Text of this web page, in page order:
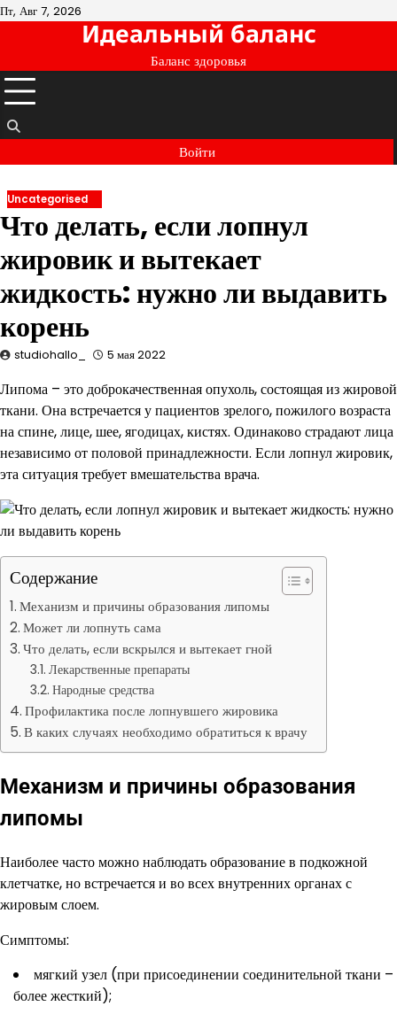
Перейти
Пт, Авг 7, 2026
Идеальный баланс
Баланс здоровья
Войти
Uncategorised
Что делать, если лопнул
жировик и вытекает
жидкость: нужно ли выдавить
корень
studiohallo_ 5 мая 2022
Липома – это доброкачественная опухоль, состоящая из жировой
ткани. Она встречается у пациентов зрелого, пожилого возраста
на спине, лице, шее, ягодицах, кистях. Одинаково страдают лица
независимо от половой принадлежности. Если лопнул жировик,
эта ситуация требует вмешательства врача.
Содержание
Механизм и причины образования липомы
Может ли лопнуть сама
Что делать, если вскрылся и вытекает гной
Лекарственные препараты
Народные средства
Профилактика после лопнувшего жировика
В каких случаях необходимо обратиться к врачу
Механизм и причины образования
липомы
Наиболее часто можно наблюдать образование в подкожной
клетчатке, но встречается и во всех внутренних органах с
жировым слоем.
Симптомы:
мягкий узел (при присоединении соединительной ткани –
более жесткий);